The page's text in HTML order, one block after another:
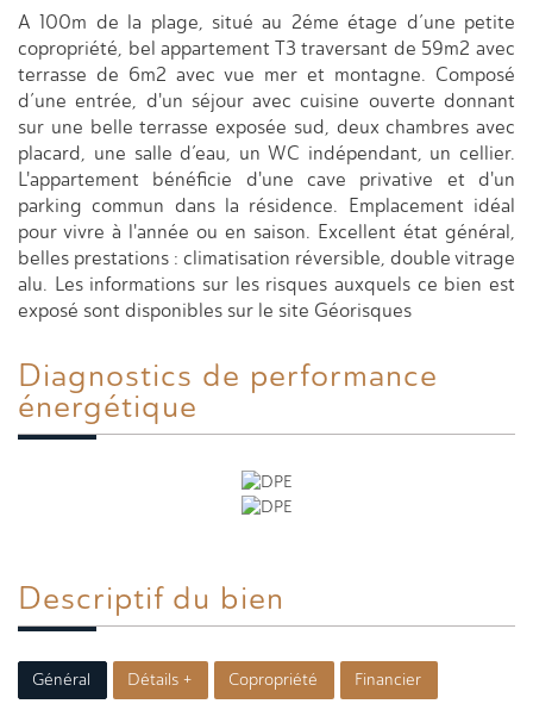
A 100m de la plage, situé au 2éme étage d’une petite
copropriété, bel appartement T3 traversant de 59m2 avec
terrasse de 6m2 avec vue mer et montagne. Composé
d’une entrée, d'un séjour avec cuisine ouverte donnant
sur une belle terrasse exposée sud, deux chambres avec
placard, une salle d’eau, un WC indépendant, un cellier.
L'appartement bénéficie d'une cave privative et d'un
parking commun dans la résidence. Emplacement idéal
pour vivre à l'année ou en saison. Excellent état général,
belles prestations : climatisation réversible, double vitrage
alu. Les informations sur les risques auxquels ce bien est
exposé sont disponibles sur le site Géorisques
Diagnostics de performance
énergétique
Descriptif du bien
Général Détails + Copropriété Financier